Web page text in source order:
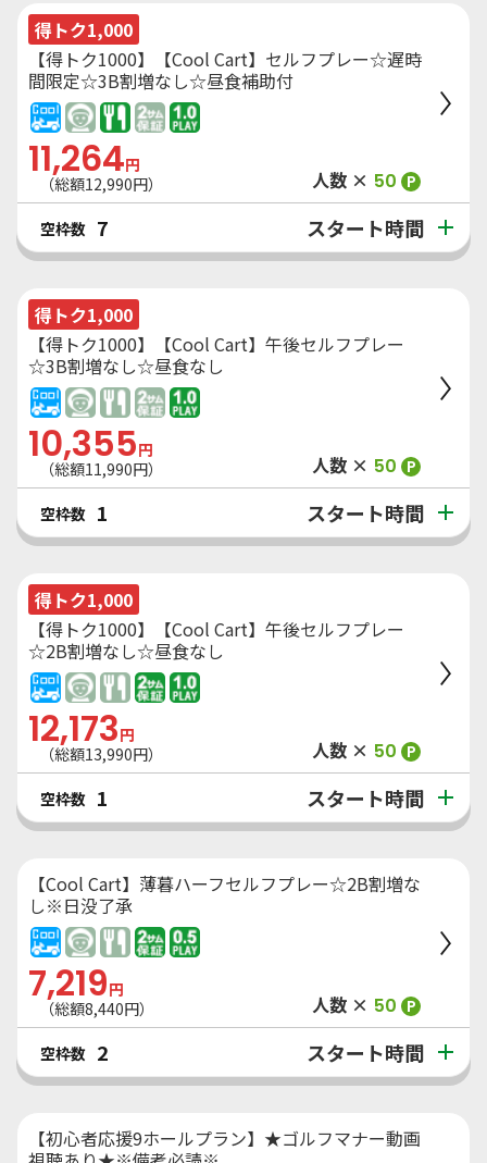
得トク1,000
【得トク1000】【Cool Cart】セルフプレー☆遅時
間限定☆3B割増なし☆昼食補助付
11,264円
（総額12,990円） 人数 × 50 P
空枠数 7 スタート時間
得トク1,000
【得トク1000】【Cool Cart】午後セルフプレー
☆3B割増なし☆昼食なし
10,355円
（総額11,990円） 人数 × 50 P
空枠数 1 スタート時間
得トク1,000
【得トク1000】【Cool Cart】午後セルフプレー
☆2B割増なし☆昼食なし
12,173円
（総額13,990円） 人数 × 50 P
空枠数 1 スタート時間
【Cool Cart】薄暮ハーフセルフプレー☆2B割増な
し※日没了承
7,219円
（総額8,440円） 人数 × 50 P
空枠数 2 スタート時間
【初心者応援9ホールプラン】★ゴルフマナー動画